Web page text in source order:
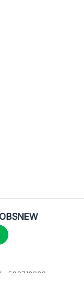
5867/2023